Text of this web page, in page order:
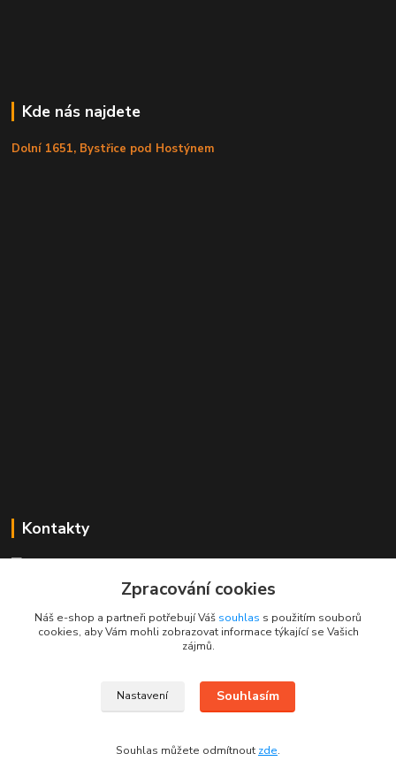
Kde nás najdete
Dolní 1651, Bystřice pod Hostýnem
Kontakty
+420 725 613 837
info@rajklubicek.cz
Zpracování cookies
Náš e-shop a partneři potřebují Váš souhlas s použitím souborů
cookies, aby Vám mohli zobrazovat informace týkající se Vašich
zájmů.
Nastavení Souhlasím
Souhlas můžete odmítnout zde.